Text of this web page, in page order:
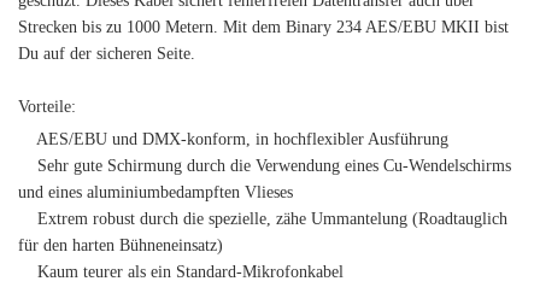
Strecken bis zu 1000 Metern. Mit dem Binary 234 AES/EBU MKII bist
Du auf der sicheren Seite.
Vorteile:
AES/EBU und DMX-konform, in hochflexibler Ausführung
Sehr gute Schirmung durch die Verwendung eines Cu-Wendelschirms
und eines aluminiumbedampften Vlieses
Extrem robust durch die spezielle, zähe Ummantelung (Roadtauglich
für den harten Bühneneinsatz)
Kaum teurer als ein Standard-Mikrofonkabel